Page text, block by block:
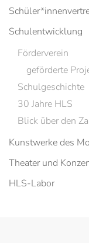
Schulentwicklung
Förderverein
geförderte
Schulgeschichte
30 Jahre HLS
Blick über den
Kunstwerke des
Theater und
HLS-Labor